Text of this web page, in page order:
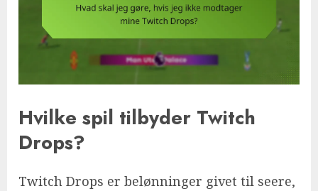
Hvilke spil tilbyder Twitch
Drops?
Twitch Drops er belønninger givet til seere,